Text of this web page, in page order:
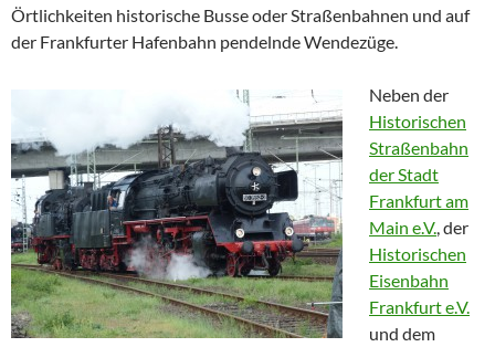
Örtlichkeiten historische Busse oder Straßenbahnen und auf
der Frankfurter Hafenbahn pendelnde Wendezüge.
Neben der
Historischen
Straßenbahn
der Stadt
Frankfurt am
Main e.V., der
Historischen
Eisenbahn
Frankfurt e.V.
und dem